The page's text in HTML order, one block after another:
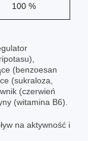
100 %
(benzoesan
(sukraloza,
(czerwień
(witamina B6).
na aktywność i